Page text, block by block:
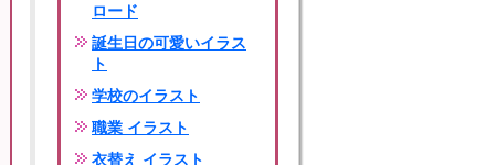
ロード
誕生日の可愛いイラス
ト
学校のイラスト
職業 イラスト
衣替え イラスト